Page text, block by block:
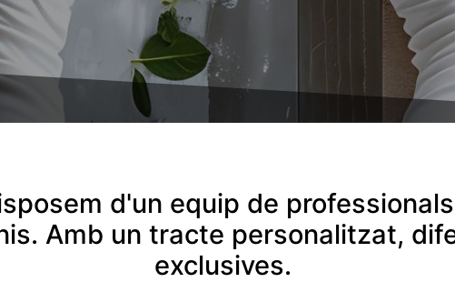
d'un equip de
Amb un tracte personalitzat,
exclusives.